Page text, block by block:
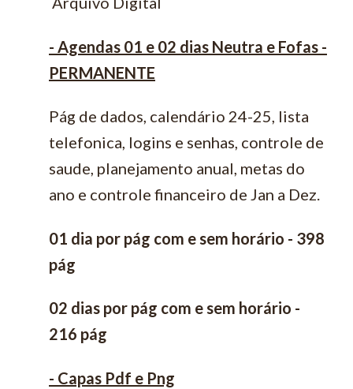
- Agendas 01 e 02 dias Neutra e Fofas -
PERMANENTE
Pág de dados, calendário 24-25, lista
telefonica, logins e senhas, controle de
saude, planejamento anual, metas do
ano e controle financeiro de Jan a Dez.
01 dia por pág com e sem horário - 398
pág
02 dias por pág com e sem horário -
216 pág
- Capas Pdf e Png